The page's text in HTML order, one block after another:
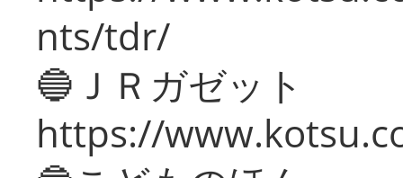
nts/tdr/
🔵ＪＲガゼット
https://